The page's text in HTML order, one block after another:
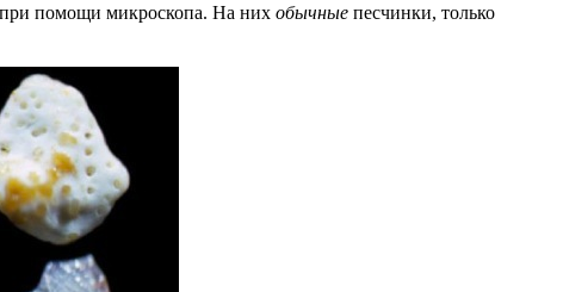
при помощи микроскопа. На них обычные песчинки, только